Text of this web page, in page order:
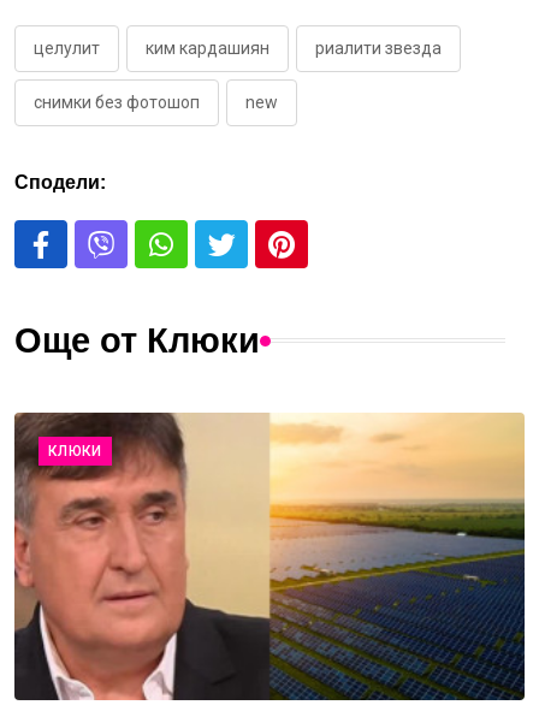
целулит ким кардашиян риалити звезда
снимки без фотошоп new
Сподели:
Още от Клюки
КЛЮКИ